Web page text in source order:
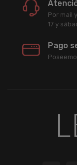
Por mail
17 y
Pago